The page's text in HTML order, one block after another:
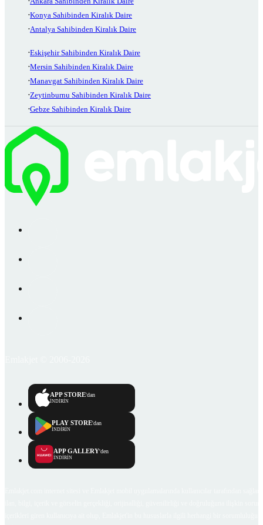
Konya Sahibinden Kiralık Daire
Antalya Sahibinden Kiralık Daire
Eskişehir Sahibinden Kiralık Daire
Mersin Sahibinden Kiralık Daire
Manavgat Sahibinden Kiralık Daire
Zeytinburnu Sahibinden Kiralık Daire
Gebze Sahibinden Kiralık Daire
APP STORE'dan
İNDİRİN
PLAY STORE'dan
İNDİRİN
APP GALLERY'den
İNDİRİN